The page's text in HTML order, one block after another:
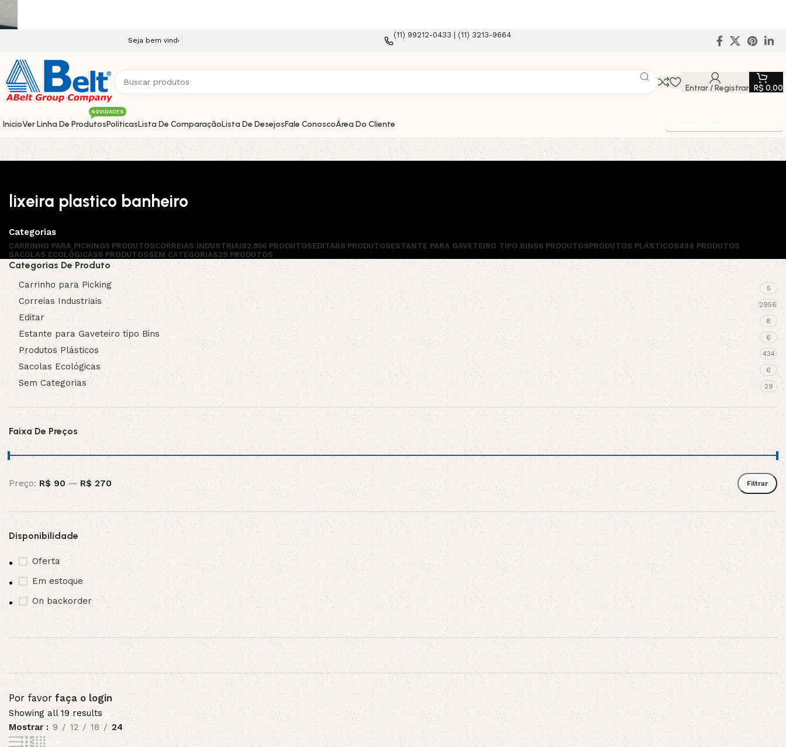
Seja bem vindo a nossa plataforma e-commerce!
(11) 99212-0433 | (11) 3213-9664
Entrar / Registrar R$ 0,00
InicioVer Linha De Produtos
NOVIDADES
3L 3VX 5V 5VX AA AVX
A AX B BX C CC
CX D PJ PJ PK PK
PL SPA SPB SPZ
XPA XPB XPZ ZX
PolíticasLista De ComparaçãoLista De DesejosFale ConoscoÁrea Do Cliente
lixeira plastico banheiro
Categorias
CARRINHO PARA PICKING5 PRODUTOSCORREIAS INDUSTRIAIS2.956 PRODUTOSEDITAR8 PRODUTOSESTANTE PARA GAVETEIRO TIPO BINS6 PRODUTOSPRODUTOS PLÁSTICOS434 PRODUTOS
SACOLAS ECOLÓGICAS6 PRODUTOSSEM CATEGORIAS29 PRODUTOS
Categorias De Produto
Carrinho para Picking 5
Correias Industriais 2956
Editar 8
Estante para Gaveteiro tipo Bins 6
Produtos Plásticos 434
Sacolas Ecológicas 6
Sem Categorias 29
Faixa De Preços
Filtrar
Preço:R$ 90— R$ 270
Disponibilidade
Oferta
Em estoque
On backorder
Por favor faça o login
Upholstered chair
Discount 10%
Showing all 19 results
Mostrar
9 12 18 24